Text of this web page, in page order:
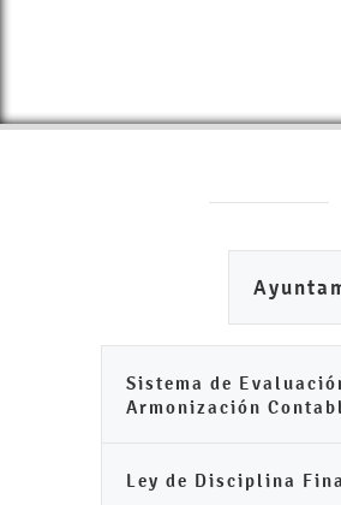
Sistema de
Armonización
Ley de Disciplina